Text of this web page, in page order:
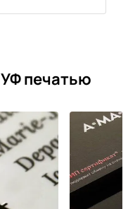
печатью